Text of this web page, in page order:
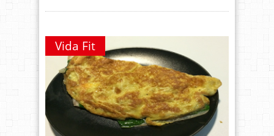
Vida Fit